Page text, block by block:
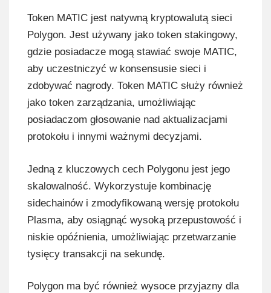
Token MATIC jest natywną kryptowalutą sieci
Polygon. Jest używany jako token stakingowy,
gdzie posiadacze mogą stawiać swoje MATIC,
aby uczestniczyć w konsensusie sieci i
zdobywać nagrody. Token MATIC służy również
jako token zarządzania, umożliwiając
posiadaczom głosowanie nad aktualizacjami
protokołu i innymi ważnymi decyzjami.
Jedną z kluczowych cech Polygonu jest jego
skalowalność. Wykorzystuje kombinację
sidechainów i zmodyfikowaną wersję protokołu
Plasma, aby osiągnąć wysoką przepustowość i
niskie opóźnienia, umożliwiając przetwarzanie
tysięcy transakcji na sekundę.
Polygon ma być również wysoce przyjazny dla